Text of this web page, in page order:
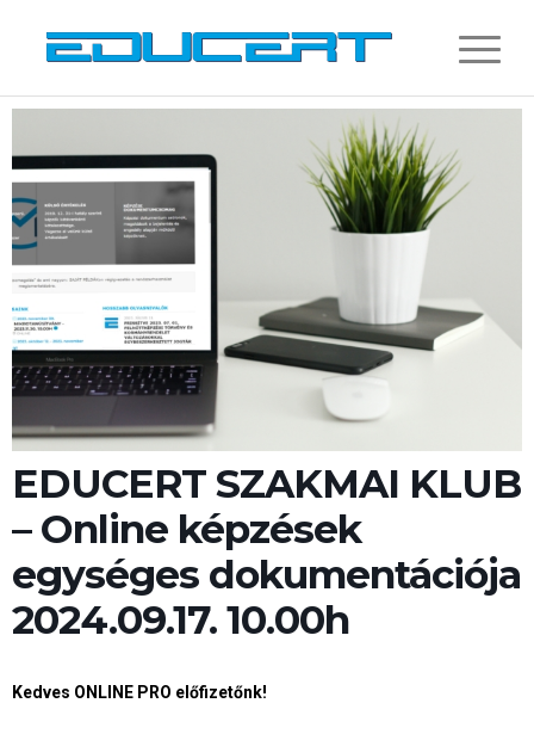
EDUCERT SZAKMAI KLUB
– Online képzések
egységes dokumentációja
2024.09.17. 10.00h
Kedves ONLINE PRO előfizetőnk!